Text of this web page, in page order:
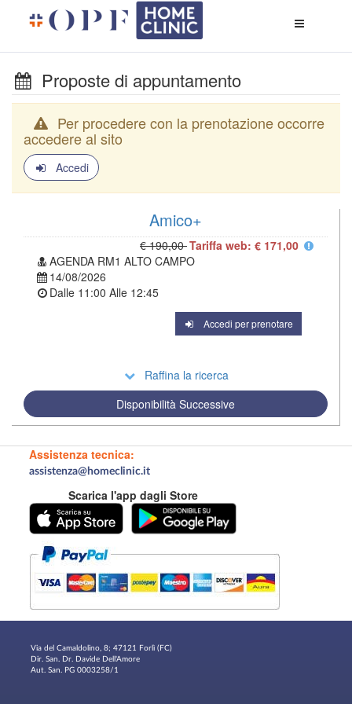
di
Proposte di appuntamento
Per procedere con la prenotazione occorre
accedere al sito
Accedi
Amico+
€ 190,00Tariffa web: € 171,00
AGENDA RM1 ALTO CAMPO
14/08/2026
Dalle 11:00 Alle 12:45
Accedi per prenotare
Raffina la ricerca
Disponibilità Successive
Assistenza tecnica:
assistenza@homeclinic.it
Scarica l'app dagli Store
Via del Camaldolino, 8; 47121 Forlì (FC)
Dir. San. Dr. Davide Dell'Amore
Aut. San. PG 0003258/1